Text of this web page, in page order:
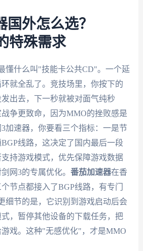
外怎么选？
特殊需求
懂什么叫"技能卡公共CD"。一个延
就全乱了。竞技场里，你按下的
出去，下一秒就被对面气纯秒
争更致命，因为MMO的挫败感是
加速器，你要看三个指标：一是节
线路，这决定了国内最后一段
持游戏模式，优先保障游戏数据
网3的专属优化。 番茄加速器在香
节点都接入了BGP线路，有专门
细节的是，它识别到游戏启动后会
，暂停其他设备的下载任务，把
戏。这种"无感优化"，才是MMO